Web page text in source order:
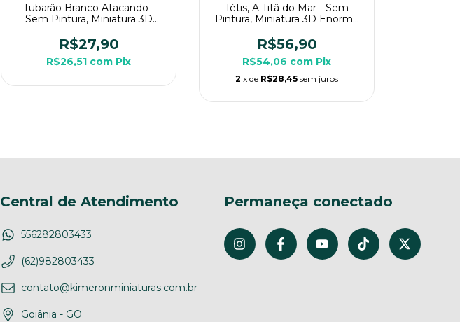
Tubarão Branco Atacando -
Sem Pintura, Miniatura 3D
R$27,90
R$26,51 com Pix
Tétis, A Titã do Mar - Sem
Pintura, Miniatura 3D Enorme
R$56,90
R$54,06 com Pix
2 x de R$28,45 sem juros
Central de Atendimento
556282803433
(62)982803433
contato@kimeronminiaturas.com.br
Goiânia - GO
Permaneça conectado